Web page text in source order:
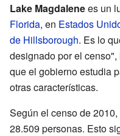
Lake Magdalenees un
Florida, en Estados
de Hillsborough. Es lo
designado por el
que el gobierno estudia
otras características.
Según el censo de
28.509 personas. Esto